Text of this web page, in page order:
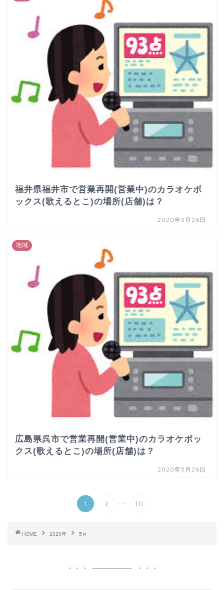
福井県福井市で営業再開(営業中)のカラオケボ
ックス(歌えるとこ)の場所(店舗)は？
2020年5月26日
地域
広島県呉市で営業再開(営業中)のカラオケボッ
クス(歌えるとこ)の場所(店舗)は？
2020年5月26日
1 2 ... 10
HOME 2020年 5月